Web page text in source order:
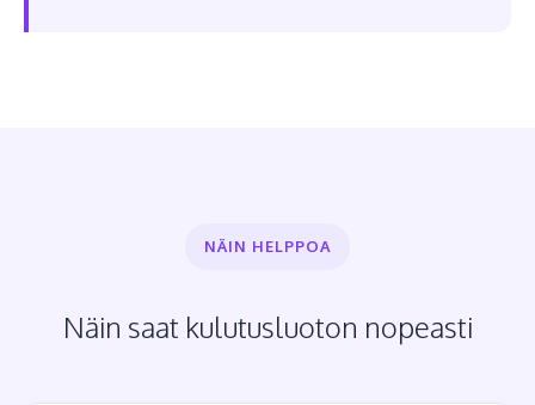
NÄIN HELPPOA
Näin saat kulutusluoton nopeasti